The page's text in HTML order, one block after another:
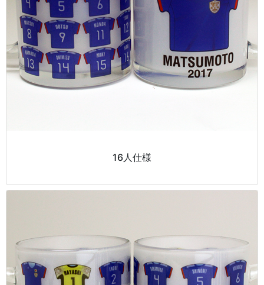
16人仕様